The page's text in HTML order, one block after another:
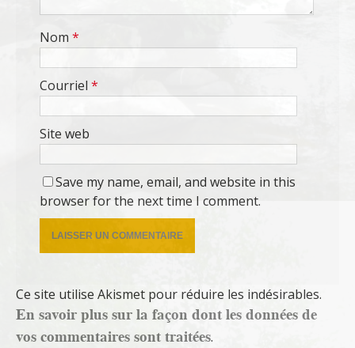
Nom *
Courriel *
Site web
Save my name, email, and website in this
browser for the next time I comment.
Ce site utilise Akismet pour réduire les indésirables.
En savoir plus sur la façon dont les données de
vos commentaires sont traitées.